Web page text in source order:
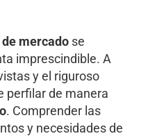
mercado se
imprescindible. A
y el riguroso
perfilar de manera
. Comprender las
y necesidades de